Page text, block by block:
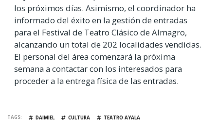
los próximos días. Asimismo, el coordinador ha
informado del éxito en la gestión de entradas
para el Festival de Teatro Clásico de Almagro,
alcanzando un total de 202 localidades vendidas.
El personal del área comenzará la próxima
semana a contactar con los interesados para
proceder a la entrega física de las entradas.
TAGS DAIMIEL CULTURA TEATRO AYALA